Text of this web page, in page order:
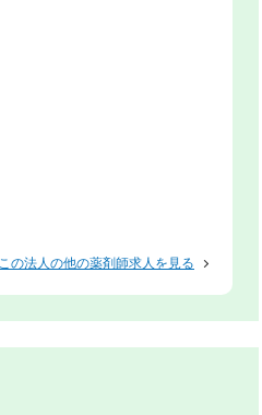
この法人の他の薬剤師求人を見る